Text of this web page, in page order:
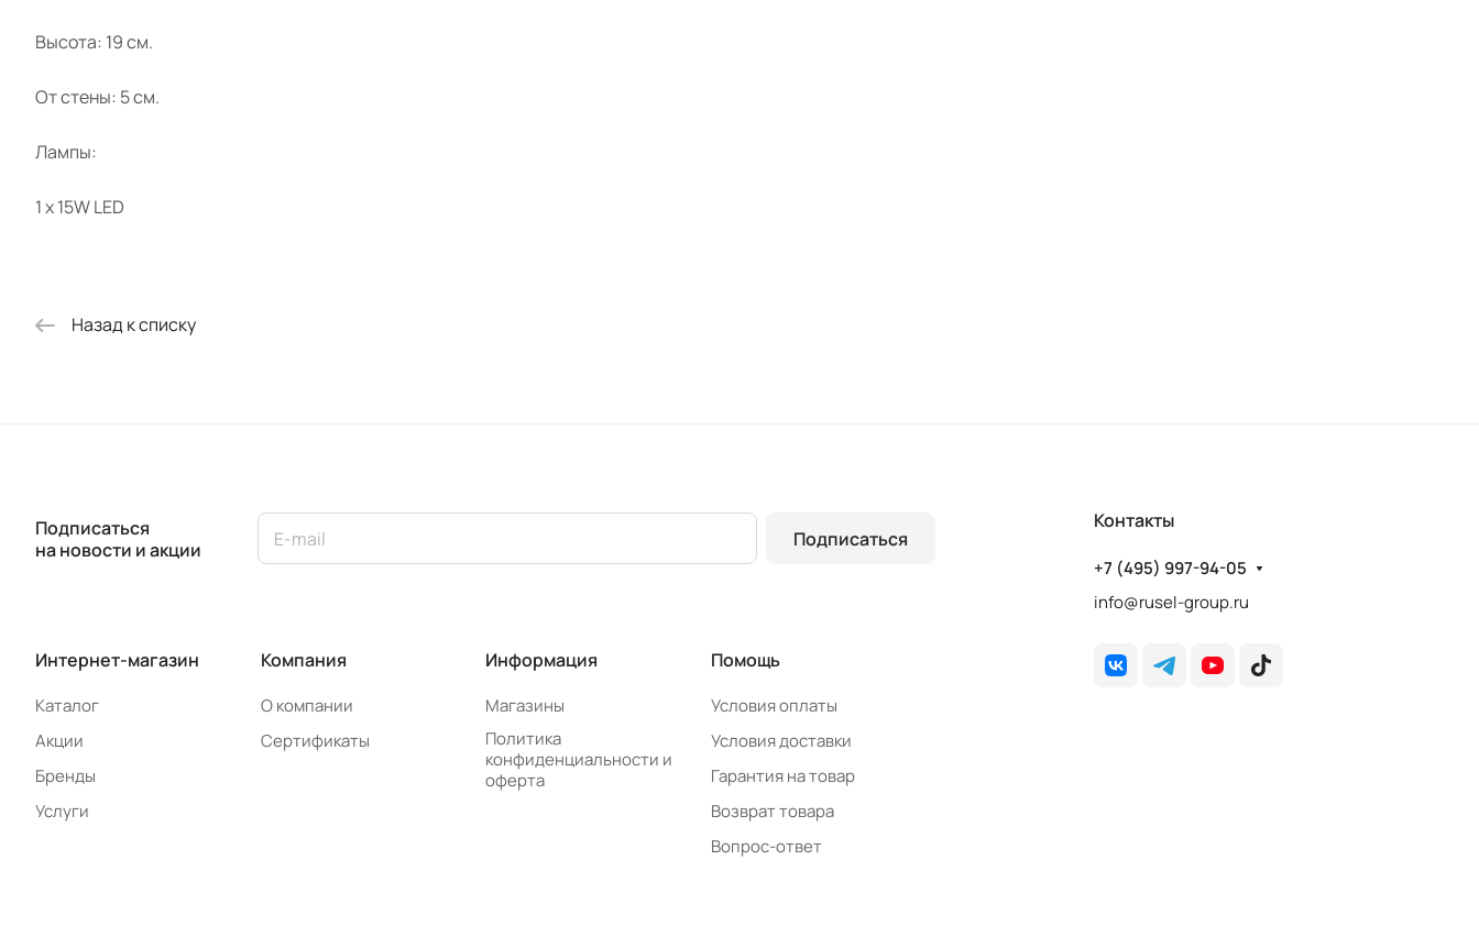
Высота: 19 см.
От стены: 5 см.
Лампы:
1 х 15W LED
Назад к списку
Подписаться
на новости и акции
Подписаться
Интернет-магазин
Каталог
Акции
Бренды
Услуги
Компания
О компании
Сертификаты
Информация
Магазины
Политика
конфиденциальности и
оферта
Помощь
Условия оплаты
Условия доставки
Гарантия на товар
Возврат товара
Вопрос-ответ
Контакты
+7 (495) 997-94-05
info@rusel-group.ru